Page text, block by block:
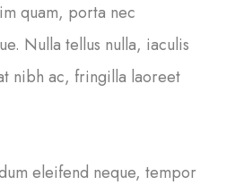
quam, porta nec
Nulla tellus nulla, iaculis
nibh ac, fringilla laoreet
eleifend neque, tempor